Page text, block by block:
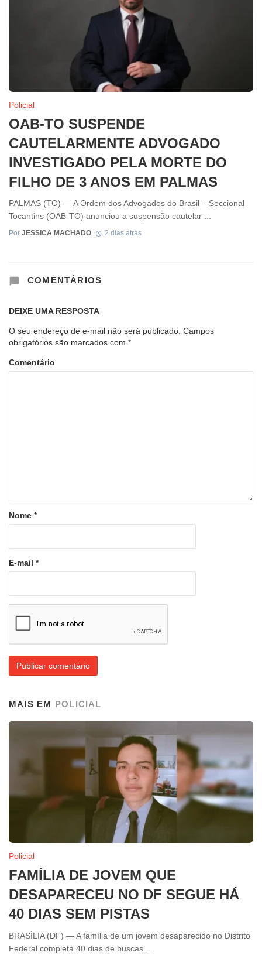
Policial
OAB-TO SUSPENDE
CAUTELARMENTE ADVOGADO
INVESTIGADO PELA MORTE DO
FILHO DE 3 ANOS EM PALMAS
PALMAS (TO) — A Ordem dos Advogados do Brasil – Seccional
Tocantins (OAB-TO) anunciou a suspensão cautelar ...
Por JESSICA MACHADO 2 dias atrás
COMENTÁRIOS
DEIXE UMA RESPOSTA
O seu endereço de e-mail não será publicado. Campos
obrigatórios são marcados com *
Comentário
Nome *
E-mail *
MAIS EM POLICIAL
Policial
FAMÍLIA DE JOVEM QUE
DESAPARECEU NO DF SEGUE HÁ
40 DIAS SEM PISTAS
BRASÍLIA (DF) — A família de um jovem desaparecido no Distrito
Federal completa 40 dias de buscas ...